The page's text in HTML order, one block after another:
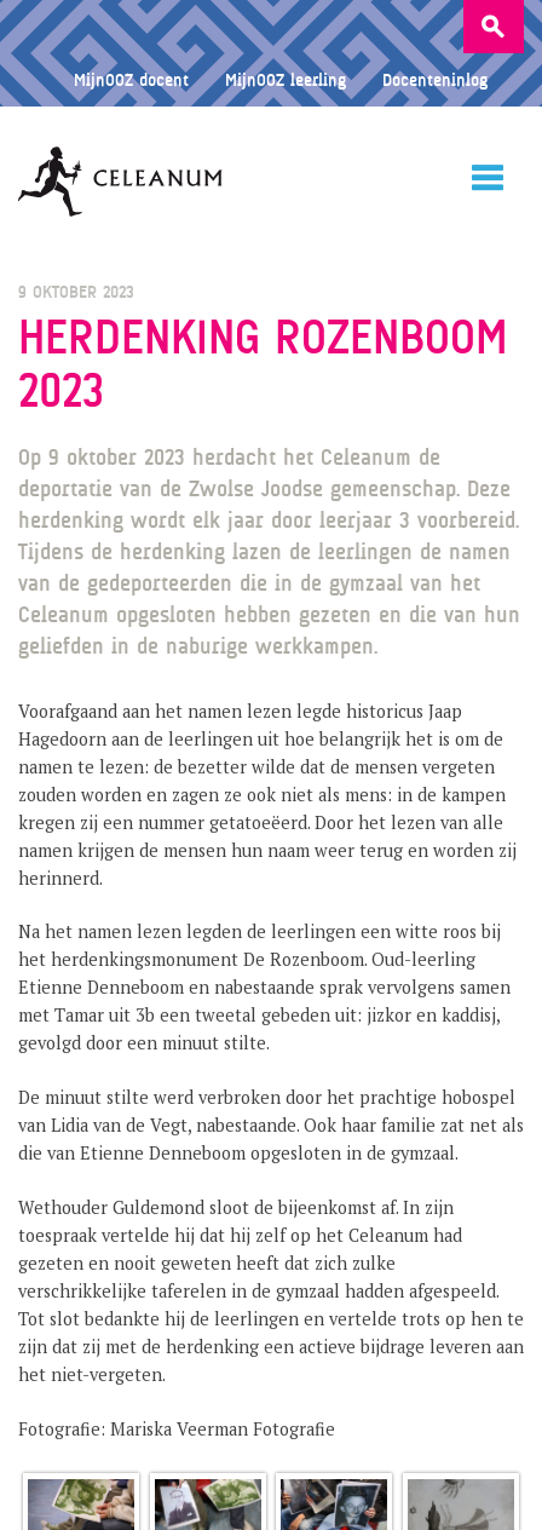
Zoeken
naar:
MijnOOZ docent MijnOOZ leerling Docenteninlog
ONDERWIJS
GROEP 8 / JONG CELEANUM
9 OKTOBER 2023
HERDENKING ROZENBOOM
2023
Op 9 oktober 2023 herdacht het Celeanum de
deportatie van de Zwolse Joodse gemeenschap. Deze
herdenking wordt elk jaar door leerjaar 3 voorbereid.
Tijdens de herdenking lazen de leerlingen de namen
van de gedeporteerden die in de gymzaal van het
Celeanum opgesloten hebben gezeten en die van hun
geliefden in de naburige werkkampen.
Voorafgaand aan het namen lezen legde historicus Jaap
Hagedoorn aan de leerlingen uit hoe belangrijk het is om de
namen te lezen: de bezetter wilde dat de mensen vergeten
zouden worden en zagen ze ook niet als mens: in de kampen
kregen zij een nummer getatoeëerd. Door het lezen van alle
namen krijgen de mensen hun naam weer terug en worden zij
herinnerd.
Na het namen lezen legden de leerlingen een witte roos bij
het herdenkingsmonument De Rozenboom. Oud-leerling
Etienne Denneboom en nabestaande sprak vervolgens samen
met Tamar uit 3b een tweetal gebeden uit: jizkor en kaddisj,
gevolgd door een minuut stilte.
De minuut stilte werd verbroken door het prachtige hobospel
van Lidia van de Vegt, nabestaande. Ook haar familie zat net als
die van Etienne Denneboom opgesloten in de gymzaal.
Wethouder Guldemond sloot de bijeenkomst af. In zijn
toespraak vertelde hij dat hij zelf op het Celeanum had
gezeten en nooit geweten heeft dat zich zulke
verschrikkelijke taferelen in de gymzaal hadden afgespeeld.
Tot slot bedankte hij de leerlingen en vertelde trots op hen te
zijn dat zij met de herdenking een actieve bijdrage leveren aan
het niet-vergeten.
Fotografie: Mariska Veerman Fotografie